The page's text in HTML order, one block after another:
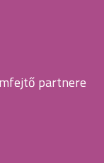
partnere